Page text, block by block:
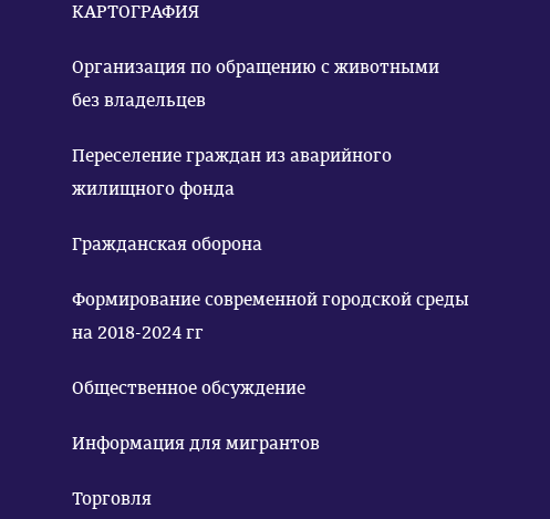
КАРТОГРАФИЯ
Организация по обращению с животными
без владельцев
Переселение граждан из аварийного
жилищного фонда
Гражданская оборона
Формирование современной городской среды
на 2018-2024 гг
Общественное обсуждение
Информация для мигрантов
Торговля